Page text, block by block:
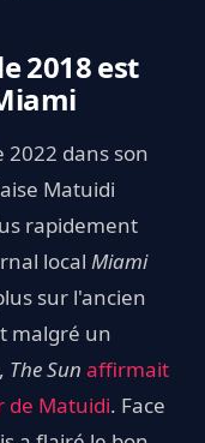
2018 est
2022 dans son
Matuidi
rapidement
local Miami
sur l'ancien
malgré un
The Sun affirmait
de Matuidi. Face